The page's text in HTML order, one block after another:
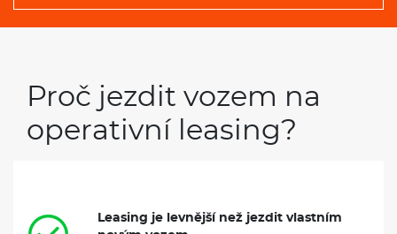
Proč jezdit vozem na
operativní leasing?
Leasing je levnější než jezdit vlastním